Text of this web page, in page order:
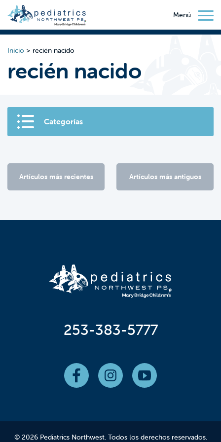
Menú
Inicio > recién nacido
recién nacido
Categorías
Artículos más recientes Artículos más antiguos
253-383-5777
© 2026 Pediatrics Northwest. Todos los derechos reservados.